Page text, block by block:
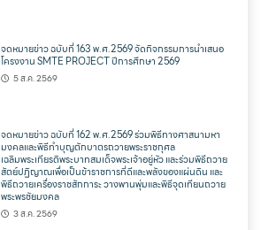
จดหมายข่าว ฉบับที่ 163 พ.ศ.2569 จัดกิจกรรมการนำเสนอ
โครงงาน SMTE PROJECT ปีการศึกษา 2569
5 ส.ค. 2569
จดหมายข่าว ฉบับที่ 162 พ.ศ.2569 ร่วมพิธีทางศาสนามหา
มงคลและพิธีทำบุญตักบาตรถวายพระราชกุศล
เฉลิมพระเกียรติพระบาทสมเด็จพระเจ้าอยู่หัว และร่วมพิธีถวาย
สัตย์ปฏิญาณเพื่อเป็นข้าราชการที่ดีและพลังของแผ่นดิน และ
พิธีถวายเครื่องราชสักการะ วางพานพุ่มและพิธีจุดเทียนถวาย
พระพรชัยมงคล
3 ส.ค. 2569